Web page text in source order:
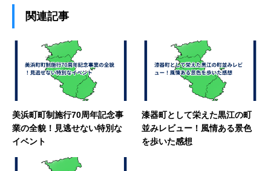
関連記事
美浜町町制施行70周年記念事
業の全貌！見逃せない特別な
イベント
漆器町として栄えた黒江の町
並みレビュー！風情ある景色
を歩いた感想